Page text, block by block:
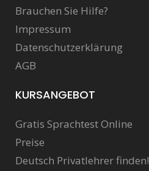
Brauchen Sie Hilfe?
Impressum
Datenschutzerklärung
AGB
KURSANGEBOT
Gratis Sprachtest Online
Preise
Deutsch Privatlehrer finden!